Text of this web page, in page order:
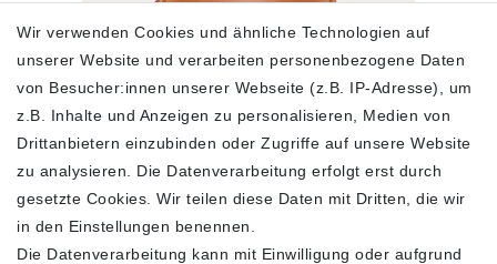
Medium Braun 4W0B0N77RCG KEL
3.200,00 € 2.290,00 €
Wir verwenden Cookies und ähnliche Technologien auf
unserer Website und verarbeiten personenbezogene Daten
von Besucher:innen unserer Webseite (z.B. IP-Adresse), um
z.B. Inhalte und Anzeigen zu personalisieren, Medien von
Drittanbietern einzubinden oder Zugriffe auf unsere Website
zu analysieren. Die Datenverarbeitung erfolgt erst durch
gesetzte Cookies. Wir teilen diese Daten mit Dritten, die wir
in den Einstellungen benennen.
Die Datenverarbeitung kann mit Einwilligung oder aufgrund